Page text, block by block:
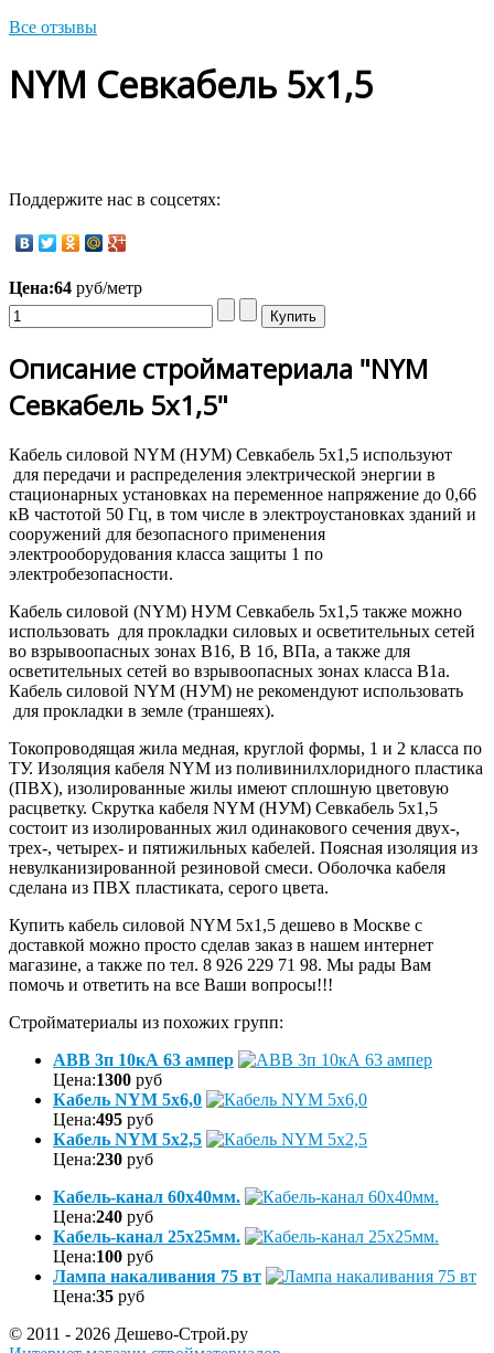
Все отзывы
NYM Севкабель 5х1,5
Поддержите нас в соцсетях:
Цена:64 руб/метр
Описание стройматериала "NYM
Севкабель 5х1,5"
Кабель силовой NYM (НУМ) Севкабель 5х1,5 используют
для передачи и распределения электрической энергии в
стационарных установках на переменное напряжение до 0,66
кВ частотой 50 Гц, в том числе в электроустановках зданий и
сооружений для безопасного применения
электрооборудования класса защиты 1 по
электробезопасности.
Кабель силовой (NYM) НУМ Севкабель 5х1,5 также можно
использовать для прокладки силовых и осветительных сетей
во взрывоопасных зонах В16, В 1б, ВПа, а также для
осветительных сетей во взрывоопасных зонах класса В1а.
Кабель силовой NYM (НУМ) не рекомендуют использовать
для прокладки в земле (траншеях).
Токопроводящая жила медная, круглой формы, 1 и 2 класса по
ТУ. Изоляция кабеля NYM из поливинилхлоридного пластика
(ПВХ), изолированные жилы имеют сплошную цветовую
расцветку. Скрутка кабеля NYM (НУМ) Севкабель 5х1,5
состоит из изолированных жил одинакового сечения двух-,
трех-, четырех- и пятижильных кабелей. Поясная изоляция из
невулканизированной резиновой смеси. Оболочка кабеля
сделана из ПВХ пластиката, серого цвета.
Купить кабель силовой NYM 5х1,5 дешево в Москве с
доставкой можно просто сделав заказ в нашем интернет
магазине, а также по тел. 8 926 229 71 98. Мы рады Вам
помочь и ответить на все Ваши вопросы!!!
Стройматериалы из похожих групп:
ABB 3п 10кА 63 ампер
Цена:1300 руб
Кабель NYM 5х6,0
Цена:495 руб
Кабель NYM 5х2,5
Цена:230 руб
Кабель-канал 60х40мм.
Цена:240 руб
Кабель-канал 25х25мм.
Цена:100 руб
Лампа накаливания 75 вт
Цена:35 руб
© 2011 - 2026 Дешево-Строй.ру